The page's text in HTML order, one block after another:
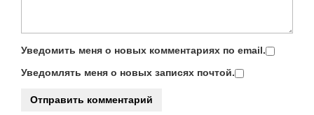
Уведомить меня о новых комментариях по email.
Уведомлять меня о новых записях почтой.